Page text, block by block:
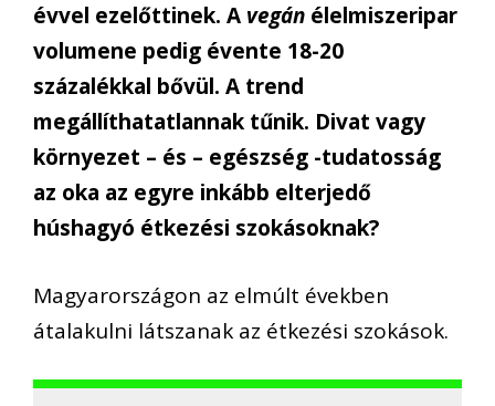
évvel ezelőttinek. A vegán élelmiszeripar
volumene pedig évente 18-20
százalékkal bővül. A trend
megállíthatatlannak tűnik. Divat vagy
környezet – és – egészség -tudatosság
az oka az egyre inkább elterjedő
húshagyó étkezési szokásoknak?
Magyarországon az elmúlt években
átalakulni látszanak az étkezési szokások.